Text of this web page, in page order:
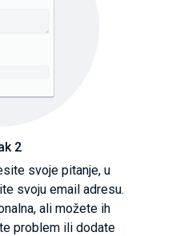
2
svoje pitanje, u
svoju email adresu.
ali možete ih
problem ili dodate